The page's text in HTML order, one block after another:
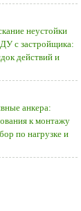
неустойки
с застройщика:
действий и
анкера:
к монтажу
по нагрузке и